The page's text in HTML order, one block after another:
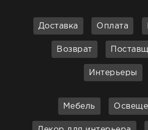
Доставка Оплата
Возврат
Интерьеры
Мебель